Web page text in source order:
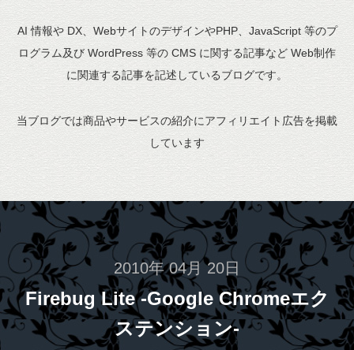
AI 情報や DX、WebサイトのデザインやPHP、JavaScript 等のプ
ログラム及び WordPress 等の CMS に関する記事など Web制作
に関連する記事を記述しているブログです。
当ブログでは商品やサービスの紹介にアフィリエイト広告を掲載
しています
2010年 04月 20日
Firebug Lite -Google Chromeエク
ステンション-